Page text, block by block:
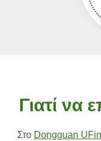
Γιατί να
Στο Dongguan